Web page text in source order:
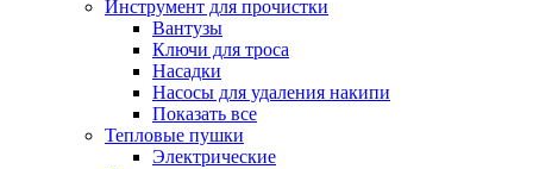
Инструмент для прочистки
Вантузы
Ключи для троса
Насадки
Насосы для удаления накипи
Показать все
Тепловые пушки
Электрические